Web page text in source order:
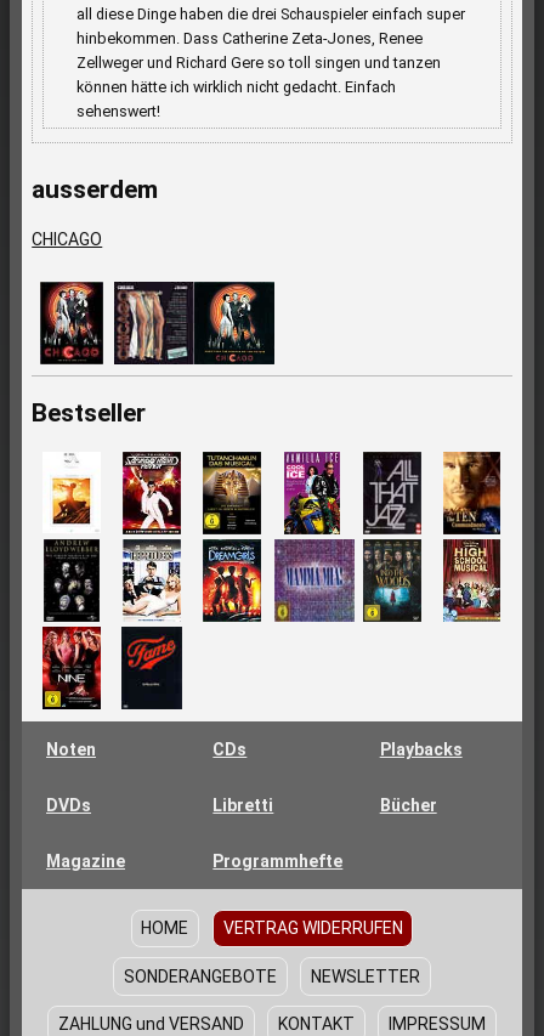
all diese Dinge haben die drei Schauspieler einfach super
hinbekommen. Dass Catherine Zeta-Jones, Renee
Zellweger und Richard Gere so toll singen und tanzen
können hätte ich wirklich nicht gedacht. Einfach
sehenswert!
ausserdem
CHICAGO
Bestseller
Noten CDs Playbacks
DVDs Libretti Bücher
Magazine Programmhefte
HOME VERTRAG WIDERRUFEN
SONDERANGEBOTE NEWSLETTER
ZAHLUNG und VERSAND KONTAKT IMPRESSUM